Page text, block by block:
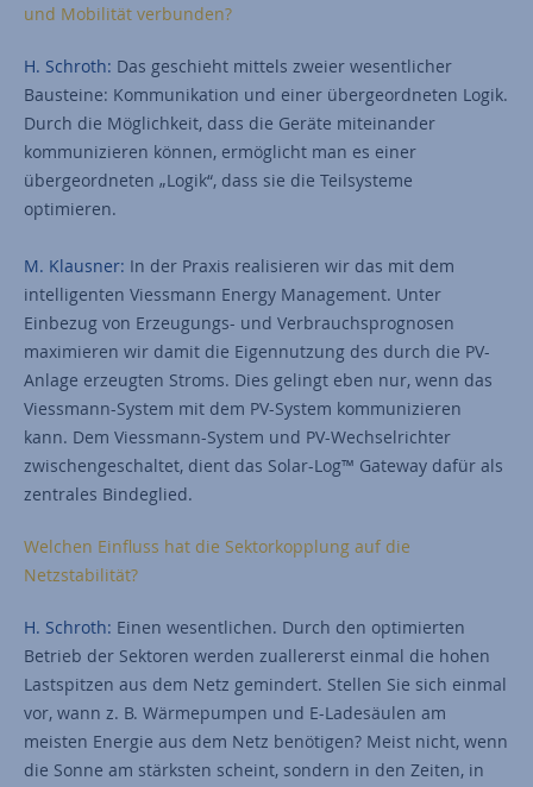
und Mobilität verbunden?
H. Schroth: Das geschieht mittels zweier wesentlicher
Bausteine: Kommunikation und einer übergeordneten Logik.
Durch die Möglichkeit, dass die Geräte miteinander
kommunizieren können, ermöglicht man es einer
übergeordneten „Logik“, dass sie die Teilsysteme
optimieren.
M. Klausner: In der Praxis realisieren wir das mit dem
intelligenten Viessmann Energy Management. Unter
Einbezug von Erzeugungs- und Verbrauchsprognosen
maximieren wir damit die Eigennutzung des durch die PV-
Anlage erzeugten Stroms. Dies gelingt eben nur, wenn das
Viessmann-System mit dem PV-System kommunizieren
kann. Dem Viessmann-System und PV-Wechselrichter
zwischengeschaltet, dient das Solar-Log™ Gateway dafür als
zentrales Bindeglied.
Welchen Einfluss hat die Sektorkopplung auf die
Netzstabilität?
H. Schroth: Einen wesentlichen. Durch den optimierten
Betrieb der Sektoren werden zuallererst einmal die hohen
Lastspitzen aus dem Netz gemindert. Stellen Sie sich einmal
vor, wann z. B. Wärmepumpen und E-Ladesäulen am
meisten Energie aus dem Netz benötigen? Meist nicht, wenn
die Sonne am stärksten scheint, sondern in den Zeiten, in